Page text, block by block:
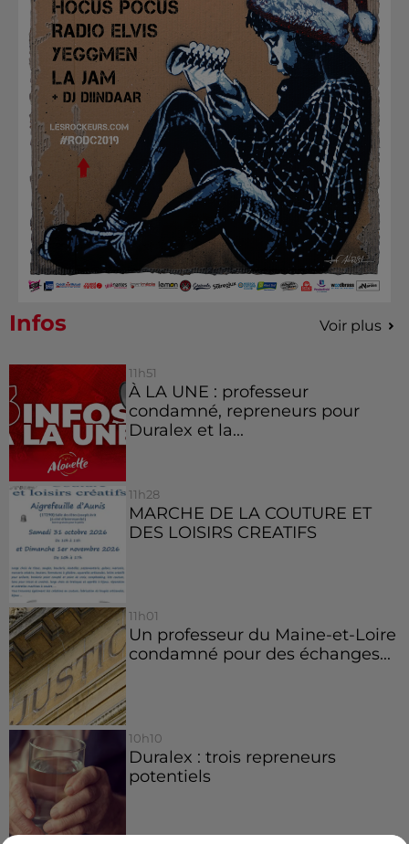
Infos Voir plus
11h51
À LA UNE : professeur
condamné, repreneurs pour
Duralex et la...
11h28
MARCHE DE LA COUTURE ET
DES LOISIRS CREATIFS
11h01
Un professeur du Maine-et-Loire
condamné pour des échanges...
10h10
Duralex : trois repreneurs
potentiels